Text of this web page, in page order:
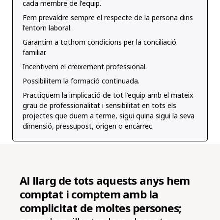
cada membre de l’equip.
Fem prevaldre sempre el respecte de la persona dins
l’entorn laboral.
Garantim a tothom condicions per la conciliació
familiar.
Incentivem el creixement professional.
Possibilitem la formació continuada.
Practiquem la implicació de tot l’equip amb el mateix
grau de professionalitat i sensibilitat en tots els
projectes que duem a terme, sigui quina sigui la seva
dimensió, pressupost, origen o encàrrec.
Al llarg de tots aquests anys hem
comptat i comptem amb la
complicitat de moltes persones;